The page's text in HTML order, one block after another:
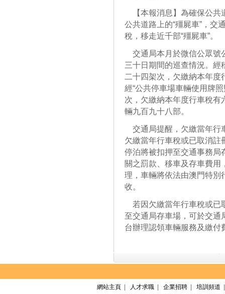
【本報消息】為確保公共
公共道路上的“殭屍車”，交
稅，移走近千部“殭屍車”。
交通局本月於微信公眾號
三十日期間的巡查情況。經
二十四架次，欠繳納本年
經“公共停車場車輛使用牌
次，欠繳納本年度行車稅有
輛九百九十八部。
交通局提醒，欠繳當年行
欠繳當年行車稅或已取消註
停泊將被扣押至交通事務局
關之罰款、移車及存車費用
理，車輛將依法由澳門特別
收。
若因欠繳當年行車稅或已
至交通局存車場，可於交通
台辦理認領車輛服務及繳付
網站主頁 人才求職 企業招聘 培訓頻道